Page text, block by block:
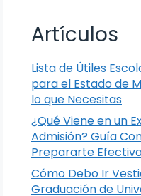
Artículos
Lista de Útiles
para el Estado de
lo que Necesitas
¿Qué Viene en un
Admisión? Guía
Prepararte
Cómo Debo Ir
Graduación de